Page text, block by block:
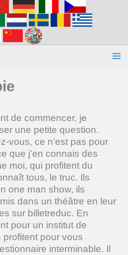
de commencer, je
une petite question.
vous, ce n’est pas pour
que j’en connais des
moi, qui profitent du
tous, le truc. Ils
one man show, ils
dans un théâtre en leur
sur billetreduc. En
pour un institut de
pour vous
interminable. Il